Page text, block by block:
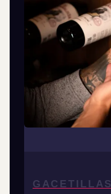
GACETILLAS